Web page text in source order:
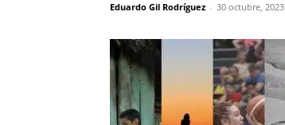
Eduardo Gil Rodríguez - 30 octubre, 2023